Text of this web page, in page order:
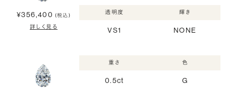
¥356,400 (税込)
詳しく見る
透明度
VS1
輝き
NONE
重さ
0.5ct
色
G